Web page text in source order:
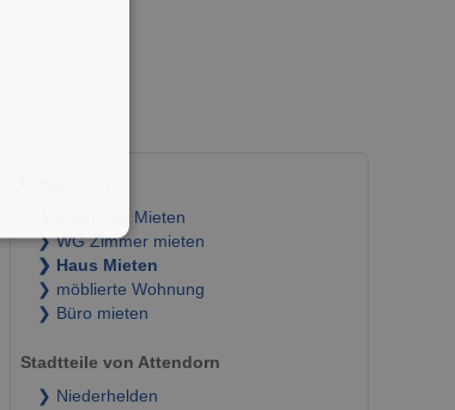
❯ Wohnung Mieten
❯ WG Zimmer mieten
❯ Haus Mieten
❯ möblierte Wohnung
❯ Büro mieten
Stadtteile von Attendorn
❯ Niederhelden